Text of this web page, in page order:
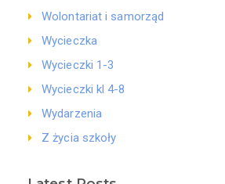
Wolontariat i samorząd
Wycieczka
Wycieczki 1-3
Wycieczki kl 4-8
Wydarzenia
Z życia szkoły